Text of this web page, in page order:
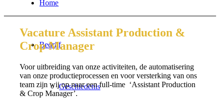
Home
Bedrijf
Geschiedenis
Vacature Assistant Production &
Crop Manager
Voor uitbreiding van onze activiteiten, de automatisering
van onze productieprocessen en voor versterking van ons
team zijn wij op naar een full-time ‘Assistant Production
& Crop Manager’.